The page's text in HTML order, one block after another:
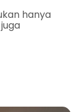
hanya